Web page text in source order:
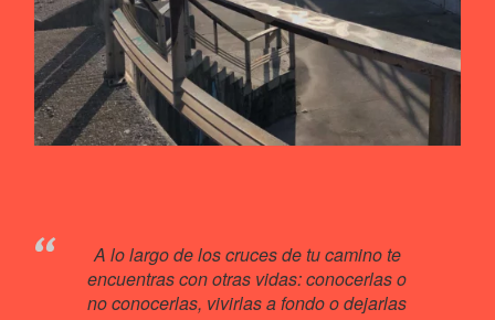
A lo largo de los cruces de tu camino te
encuentras con otras vidas: conocerlas o
no conocerlas, vivirlas a fondo o dejarlas